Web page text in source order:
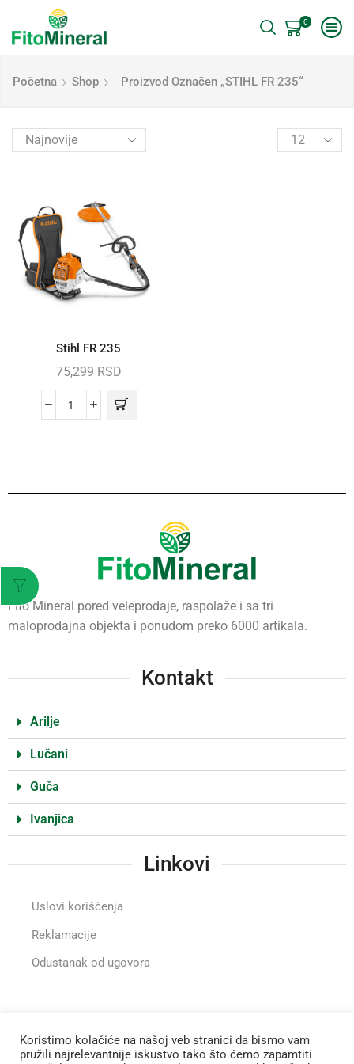
0
Početna Shop Proizvod Označen „STIHL FR 235“
Stihl FR 235
75,299 RSD
Fito Mineral pored veleprodaje, raspolaže i sa tri
maloprodajna objekta i ponudom preko 6000 artikala.
Kontakt
Arilje
Lučani
Guča
Ivanjica
Linkovi
Uslovi korišćenja
Reklamacije
Odustanak od ugovora
Koristimo kolačiće na našoj veb stranici da bismo vam
pružili najrelevantnije iskustvo tako što ćemo zapamtiti